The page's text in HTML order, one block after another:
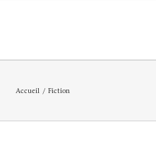
Accueil Fiction